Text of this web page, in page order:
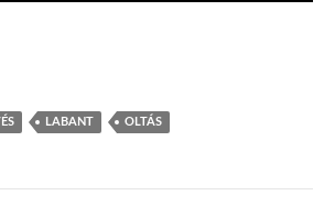
LABANT OLTÁS